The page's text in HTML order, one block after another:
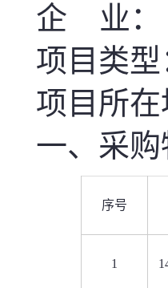
企 业：
项目类
项目所
一、采购
序号
1